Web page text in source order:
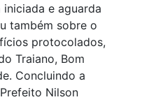
iniciada e aguarda
também sobre o
protocolados,
Traiano, Bom
Concluindo a
Nilson